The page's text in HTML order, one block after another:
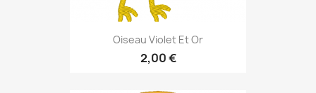
Oiseau Violet Et Or
2,00 €